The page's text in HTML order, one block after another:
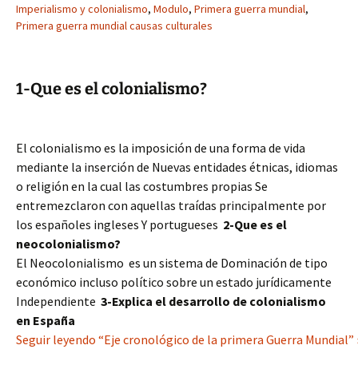
Imperialismo y colonialismo, Modulo, Primera guerra mundial,
Primera guerra mundial causas culturales
1-Que es el colonialismo?
El colonialismo es la imposición de una forma de vida
mediante la inserción de Nuevas entidades étnicas, idiomas
o religión en la cual las costumbres propias Se
entremezclaron con aquellas traídas principalmente por
los españoles ingleses Y portugueses 2-Que es el
neocolonialismo?
El Neocolonialismo es un sistema de Dominación de tipo
económico incluso político sobre un estado jurídicamente
Independiente 3-Explica el desarrollo de colonialismo
en España
Seguir leyendo “Eje cronológico de la primera Guerra Mundial”